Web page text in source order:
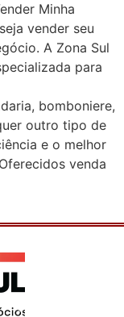
Minha
vender seu
A Zona Sul
para
bomboniere,
outro tipo de
e o melhor
venda